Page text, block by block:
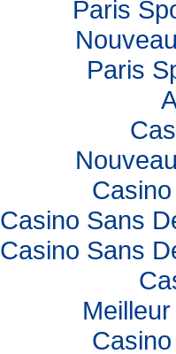
Paris
Paris
Casino Sans
Casino Sans